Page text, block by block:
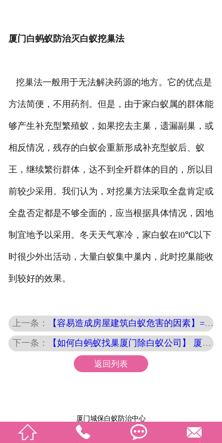
厦门白蚂蚁防治灭白蚁挖巢法
挖巢法一般用于无法解决药源的地方。它的优点是
方法简便，不用药剂。但是，由于家白蚁属的群体能
够产生补充型繁殖蚁，如果挖去主巢，遗漏副巢，或
相反情况，残存的白蚁会重新形成补充型蚁后、蚁
王，继续繁衍群体，达不到全歼群体的目的，所以目
前较少采用。我们认为，对挖巢方法采取全盘肯定或
全盘否定都是不够全面的，应当根据具体情况，因地
制宜地予以采用。冬天天气寒冷，家白蚁在l0℃以下
时很少外出活动，大量白蚁集中巢内，此时挖巢能收
到较好的效果。
上一条： 【容易造成房屋建筑白蚁危害的因素】=厦门消杀白蚁公司
下一条： 【如何白蚂蚁找巢厦门除白蚁公司】 厦门白蚁防治站
返回列表
   
厦门城保白蚁防治中心
手机：
13395052643
服务范围：海沧、 思明区、开元区、杏林区、湖里区、集美区、同安